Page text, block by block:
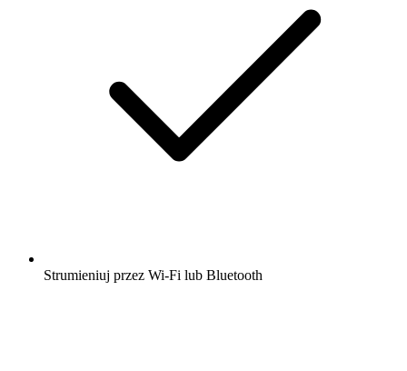
Strumieniuj przez Wi-Fi lub Bluetooth